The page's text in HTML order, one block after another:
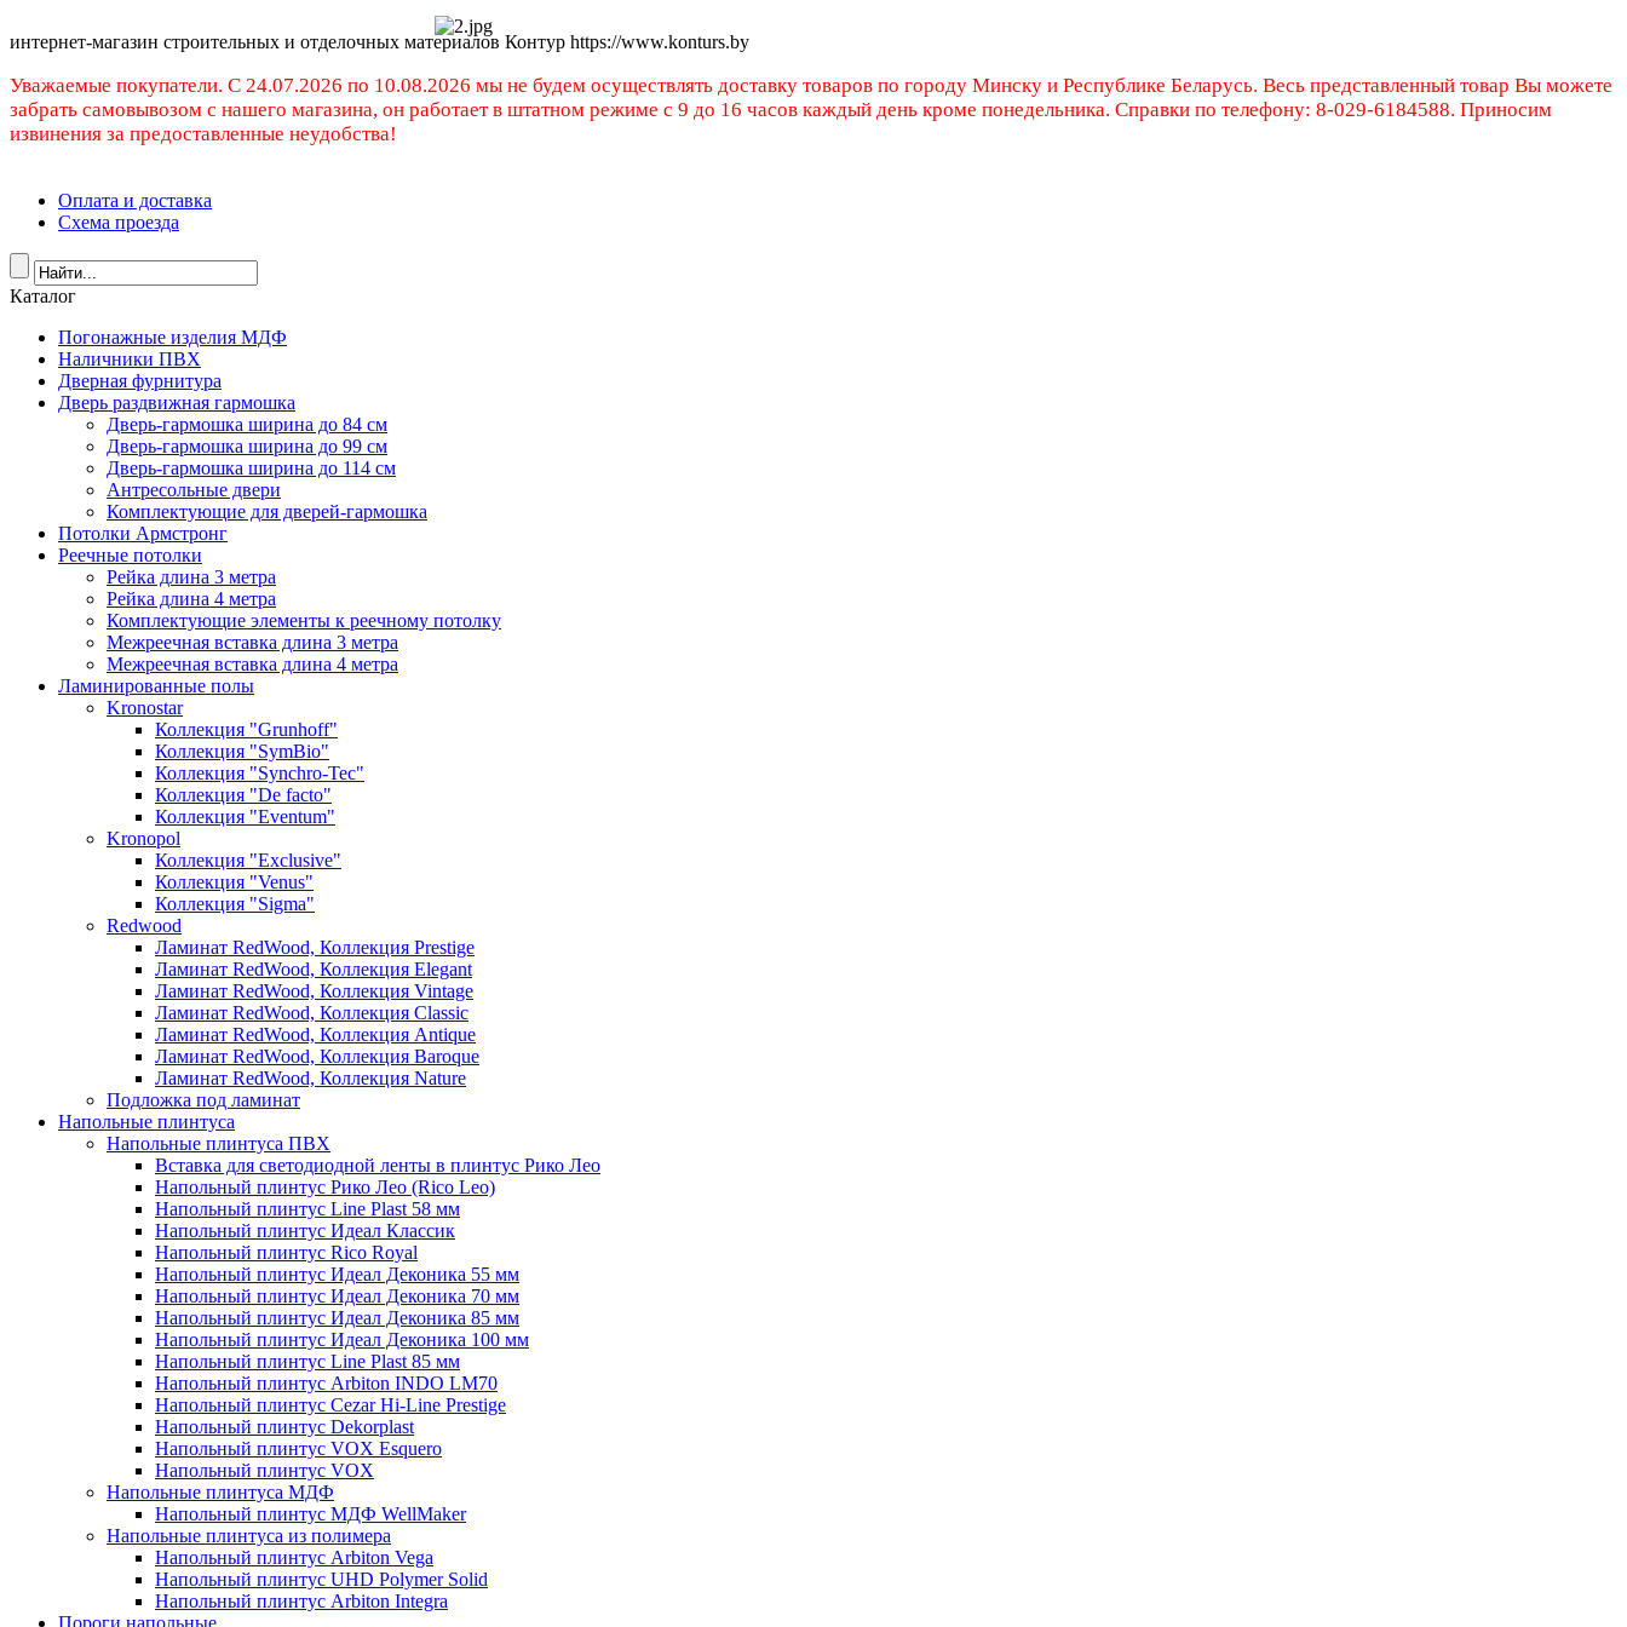
интернет-магазин строительных и отделочных материалов Контур https://www.konturs.by
Уважаемые покупатели. C 24.07.2026 по 10.08.2026 мы не будем осуществлять доставку товаров по городу Минску и Республике Беларусь. Весь представленный товар Вы можете
забрать самовывозом с нашего магазина, он работает в штатном режиме с 9 до 16 часов каждый день кроме понедельника. Справки по телефону: 8-029-6184588. Приносим
извинения за предоставленные неудобства!
Оплата и доставка
Схема проезда
Каталог
Погонажные изделия МДФ
Наличники ПВХ
Дверная фурнитура
Дверь раздвижная гармошка
Дверь-гармошка ширина до 84 см
Дверь-гармошка ширина до 99 см
Дверь-гармошка ширина до 114 см
Антресольные двери
Комплектующие для дверей-гармошка
Потолки Армстронг
Реечные потолки
Рейка длина 3 метра
Рейка длина 4 метра
Комплектующие элементы к реечному потолку
Межреечная вставка длина 3 метра
Межреечная вставка длина 4 метра
Ламинированные полы
Kronostar
Коллекция "Grunhoff"
Коллекция "SymBio"
Коллекция "Synchro-Tec"
Коллекция "De facto"
Коллекция "Eventum"
Kronopol
Коллекция "Exclusive"
Коллекция "Venus"
Коллекция "Sigma"
Redwood
Ламинат RedWood, Коллекция Prestige
Ламинат RedWood, Коллекция Elegant
Ламинат RedWood, Коллекция Vintage
Ламинат RedWood, Коллекция Classic
Ламинат RedWood, Коллекция Antique
Ламинат RedWood, Коллекция Baroque
Ламинат RedWood, Коллекция Nature
Подложка под ламинат
Напольные плинтуса
Напольные плинтуса ПВХ
Вставка для светодиодной ленты в плинтус Рико Лео
Напольный плинтус Рико Лео (Rico Leo)
Напольный плинтус Line Plast 58 мм
Напольный плинтус Идеал Классик
Напольный плинтус Rico Royal
Напольный плинтус Идеал Деконика 55 мм
Напольный плинтус Идеал Деконика 70 мм
Напольный плинтус Идеал Деконика 85 мм
Напольный плинтус Идеал Деконика 100 мм
Напольный плинтус Line Plast 85 мм
Напольный плинтус Arbiton INDO LM70
Напольный плинтус Cezar Hi-Line Prestige
Напольный плинтус Dekorplast
Напольный плинтус VOX Esquero
Напольный плинтус VOX
Напольные плинтуса МДФ
Напольный плинтус МДФ WellMaker
Напольные плинтуса из полимера
Напольный плинтус Arbiton Vega
Напольный плинтус UHD Polymer Solid
Напольный плинтус Arbiton Integra
Пороги напольные